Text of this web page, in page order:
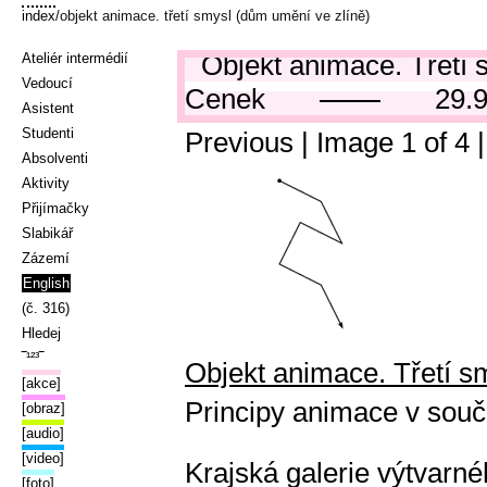
index/objekt animace. třetí smysl (dům umění ve zlíně)
Ateliér intermédií
Vedoucí
Asistent
Studenti
Absolventi
Aktivity
Přijímačky
Slabikář
Zázemí
English
(č. 316)
Hledej
‾¹²³‾
[akce]
[obraz]
[audio]
[video]
[foto]
Objekt animace. Třetí
Cenek
Previous | Image 1 of 4
Objekt animace. Třetí
Principy animace v
Krajská galerie